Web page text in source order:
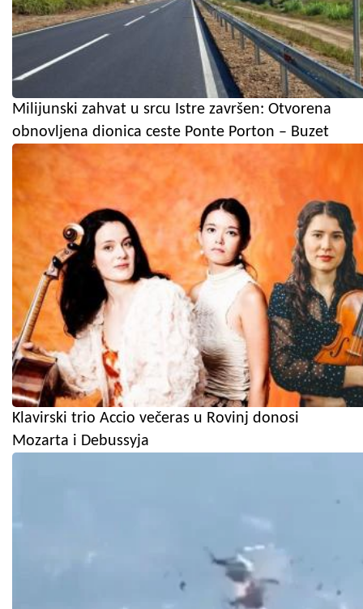
Milijunski zahvat u srcu Istre završen: Otvorena
obnovljena dionica ceste Ponte Porton – Buzet
Klavirski trio Accio večeras u Rovinj donosi
Mozarta i Debussyja